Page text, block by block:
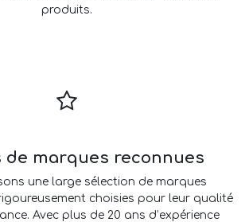
produits.
de marques reconnues
une large sélection de marques
choisies pour leur qualité
Avec plus de 20 ans d’expérience